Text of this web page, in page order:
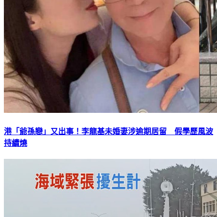
港「爺孫戀」又出事！李龍基未婚妻涉逾期居留 假學歷風波
持續燒